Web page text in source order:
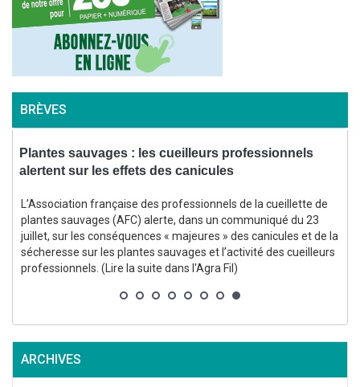
BRÈVES
Plantes sauvages : les cueilleurs professionnels
alertent sur les effets des canicules
L’Association française des professionnels de la cueillette de
plantes sauvages (AFC) alerte, dans un communiqué du 23
juillet, sur les conséquences « majeures » des canicules et de la
sécheresse sur les plantes sauvages et l’activité des cueilleurs
professionnels. (Lire la suite dans l'Agra Fil)
ARCHIVES